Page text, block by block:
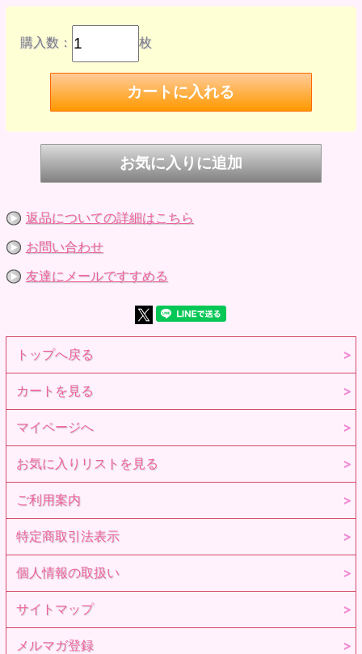
購入数： 枚
返品についての詳細はこちら
お問い合わせ
友達にメールですすめる
トップへ戻る
カートを見る
マイページへ
お気に入りリストを見る
ご利用案内
特定商取引法表示
個人情報の取扱い
サイトマップ
メルマガ登録